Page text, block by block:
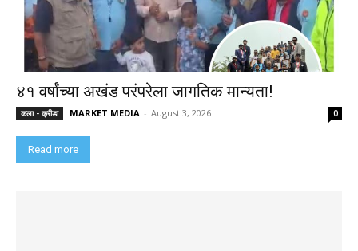
४१ वर्षांच्या अखंड परंपरेला जागतिक मान्यता!
कला - क्रीडा MARKET MEDIA - August 3, 2026 0
Read more